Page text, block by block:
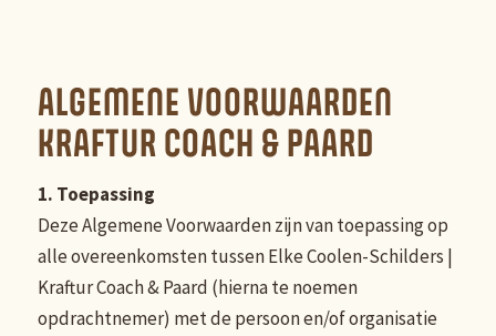
ALGEMENE VOORWAARDEN
KRAFTUR COACH & PAARD
1. Toepassing
Deze Algemene Voorwaarden zijn van toepassing op
alle overeenkomsten tussen Elke Coolen-Schilders |
Kraftur Coach & Paard (hierna te noemen
opdrachtnemer) met de persoon en/of organisatie